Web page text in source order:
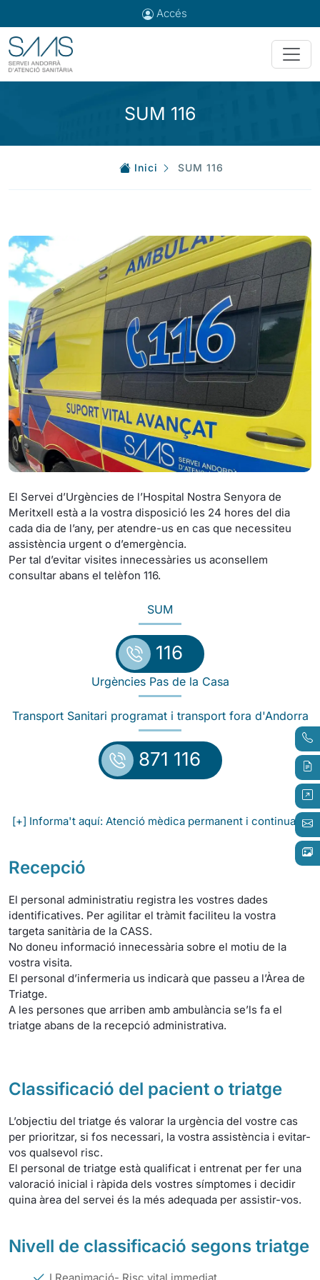
Accés
SUM 116
Inici SUM 116
El Servei d’Urgències de l’Hospital Nostra Senyora de
Meritxell està a la vostra disposició les 24 hores del dia
cada dia de l’any, per atendre-us en cas que necessiteu
assistència urgent o d’emergència.
Per tal d’evitar visites innecessàries us aconsellem
consultar abans el telèfon 116.
SUM
116
Urgències Pas de la Casa
Transport Sanitari programat i transport fora d'Andorra
871 116
[+] Informa't aquí: Atenció mèdica permanent i continuada
Recepció
El personal administratiu registra les vostres dades
identificatives. Per agilitar el tràmit faciliteu la vostra
targeta sanitària de la CASS.
No doneu informació innecessària sobre el motiu de la
vostra visita.
El personal d’infermeria us indicarà que passeu a l’Àrea de
Triatge.
A les persones que arriben amb ambulància se’ls fa el
triatge abans de la recepció administrativa.
Classificació del pacient o triatge
L’objectiu del triatge és valorar la urgència del vostre cas
per prioritzar, si fos necessari, la vostra assistència i evitar-
vos qualsevol risc.
El personal de triatge està qualificat i entrenat per fer una
valoració inicial i ràpida dels vostres símptomes i decidir
quina àrea del servei és la més adequada per assistir-vos.
Nivell de classificació segons triatge